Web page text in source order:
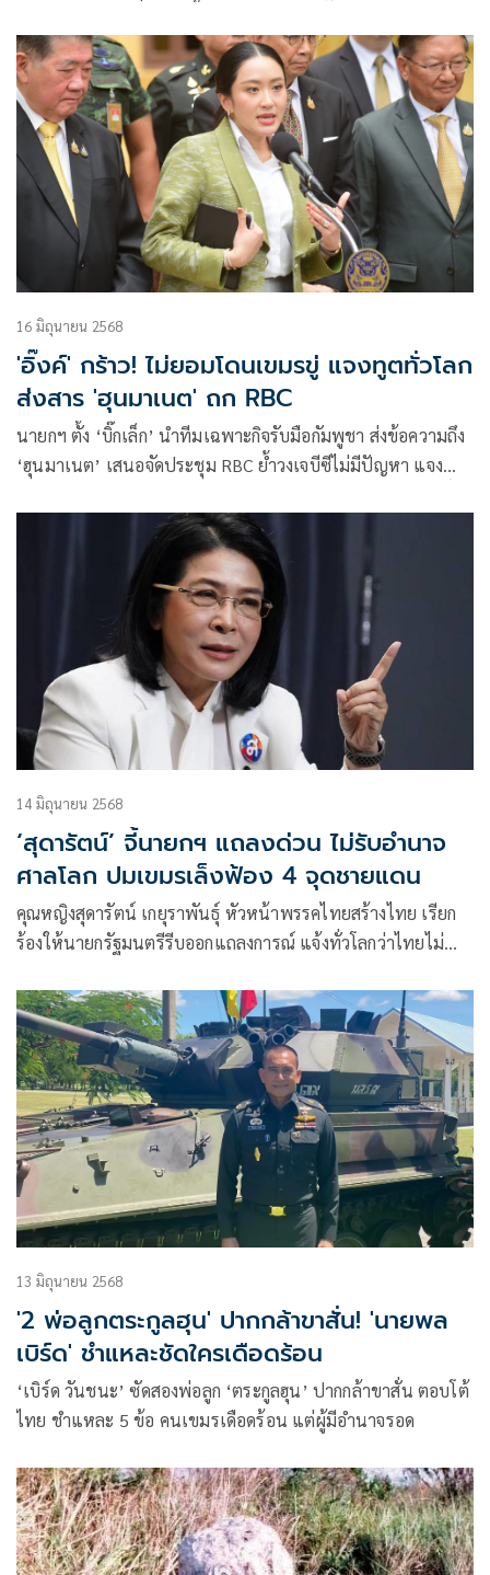
ชัด
16 มิถุนายน 2568
'อิ๊งค์' กร้าว! ไม่ยอมโดนเขมรขู่ แจงทูตทั่วโลก
ส่งสาร 'ฮุนมาเนต' ถก RBC
นายกฯ ตั้ง ‘บิ๊กเล็ก’ นำทีมเฉพาะกิจรับมือกัมพูชา ส่งข้อความถึง
‘ฮุนมาเนต’ เสนอจัดประชุม RBC ย้ำวงเจบีซีไม่มีปัญหา แจง
14 มิถุนายน 2568
‘สุดารัตน์’ จี้นายกฯ แถลงด่วน ไม่รับอำนาจ
ศาลโลก ปมเขมรเล็งฟ้อง 4 จุดชายแดน
คุณหญิงสุดารัตน์ เกยุราพันธุ์ หัวหน้าพรรคไทยสร้างไทย เรียก
ร้องให้นายกรัฐมนตรีรีบออกแถลงการณ์ แจ้งทั่วโลกว่าไทยไม่
13 มิถุนายน 2568
'2 พ่อลูกตระกูลฮุน' ปากกล้าขาสั่น! 'นายพล
เบิร์ด' ชำแหละชัดใครเดือดร้อน
‘เบิร์ด วันชนะ’ ซัดสองพ่อลูก ‘ตระกูลฮุน’ ปากกล้าขาสั่น ตอบโต้
ไทย ชำแหละ 5 ข้อ คนเขมรเดือดร้อน แต่ผู้มีอำนาจรอด